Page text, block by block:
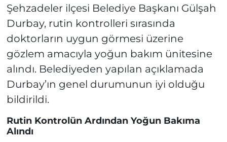
Şehzadeler ilçesi Belediye Başkanı Gülşah
Durbay, rutin kontrolleri sırasında
doktorların uygun görmesi üzerine
gözlem amacıyla yoğun bakım ünitesine
alındı. Belediyeden yapılan açıklamada
Durbay’ın genel durumunun iyi olduğu
bildirildi.
Rutin Kontrolün Ardından Yoğun Bakıma
Alındı